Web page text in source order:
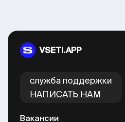
VSETI.APP
cлужба поддержки
НАПИСАТЬ НАМ
Вакансии